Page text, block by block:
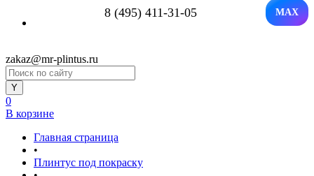
8 (495) 411-31-05 MAX
zakaz@mr-plintus.ru
0
В корзине
Главная страница
•
Плинтус под покраску